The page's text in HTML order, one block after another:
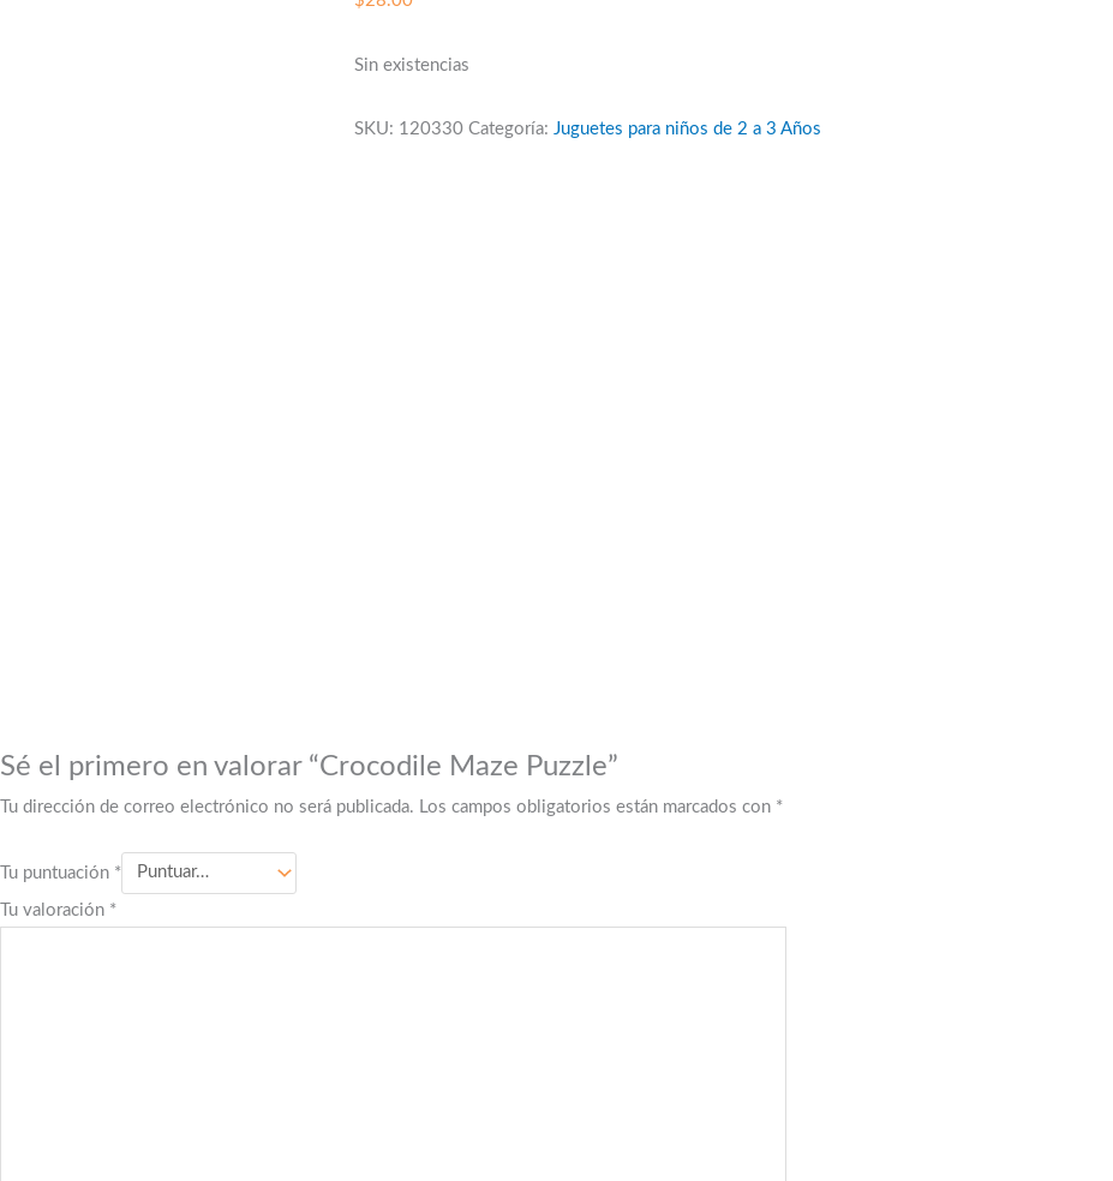
Sin existencias
SKU: 120330 Categoría: Juguetes para niños de 2 a 3 Años
Sé el primero en valorar “Crocodile Maze Puzzle”
Tu dirección de correo electrónico no será publicada. Los campos obligatorios están marcados con *
Tu puntuación *
Tu valoración *